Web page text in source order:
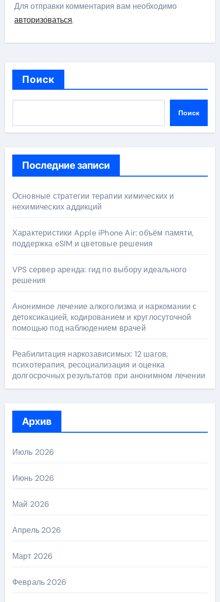
Для отправки комментария вам необходимо
авторизоваться.
Поиск
Поиск
Последние записи
Основные стратегии терапии химических и
нехимических аддикций
Характеристики Apple iPhone Air: объём памяти,
поддержка eSIM и цветовые решения
VPS сервер аренда: гид по выбору идеального
решения
Анонимное лечение алкоголизма и наркомании с
детоксикацией, кодированием и круглосуточной
помощью под наблюдением врачей
Реабилитация наркозависимых: 12 шагов,
психотерапия, ресоциализация и оценка
долгосрочных результатов при анонимном лечении
Архив
Июль 2026
Июнь 2026
Май 2026
Апрель 2026
Март 2026
Февраль 2026